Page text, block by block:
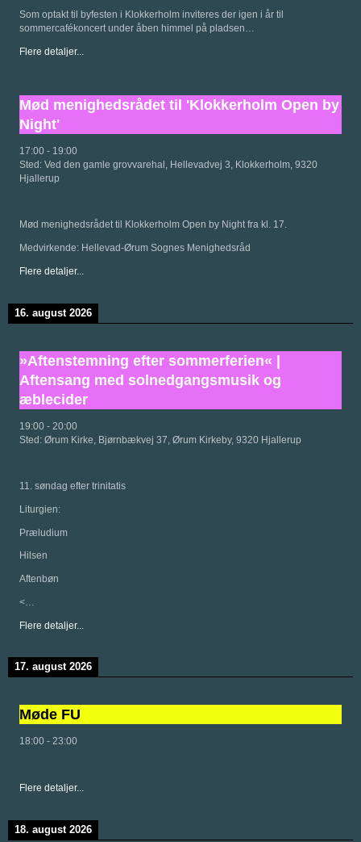
Som optakt til byfesten i Klokkerholm inviteres der igen i år til
sommercafékoncert under åben himmel på pladsen…
Flere detaljer...
Mød menighedsrådet til 'Klokkerholm Open by
Night'
17:00 - 19:00
Sted: Ved den gamle grovvarehal, Hellevadvej 3, Klokkerholm, 9320
Hjallerup
Mød menighedsrådet til Klokkerholm Open by Night fra kl. 17.
Medvirkende: Hellevad-Ørum Sognes Menighedsråd
Flere detaljer...
16. august 2026
»Aftenstemning efter sommerferien« |
Aftensang med solnedgangsmusik og
æblecider
19:00 - 20:00
Sted: Ørum Kirke, Bjørnbækvej 37, Ørum Kirkeby, 9320 Hjallerup
11. søndag efter trinitatis
Liturgien:
Præludium
Hilsen
Aftenbøn
<…
Flere detaljer...
17. august 2026
Møde FU
18:00 - 23:00
Flere detaljer...
18. august 2026